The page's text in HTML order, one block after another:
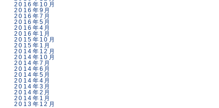
2016年10月
2016年9月
2016年7月
2016年5月
2016年4月
2016年1月
2015年10月
2015年1月
2014年12月
2014年10月
2014年7月
2014年6月
2014年5月
2014年4月
2014年3月
2014年2月
2014年1月
2013年12月